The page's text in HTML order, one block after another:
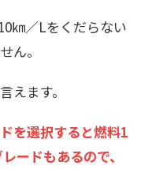
㎞／Lをくだらない
ん。
えます。
を選択すると燃料1
ードもあるので、